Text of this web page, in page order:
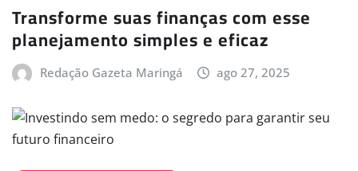
Transforme suas finanças com esse
planejamento simples e eficaz
Redação Gazeta Maringá ago 27, 2025